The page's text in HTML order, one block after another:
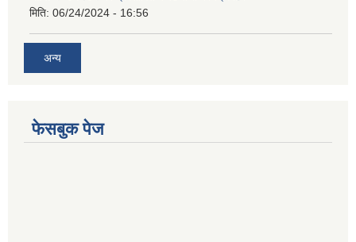
मिति: 06/24/2024 - 16:56
अन्य
फेसबुक पेज